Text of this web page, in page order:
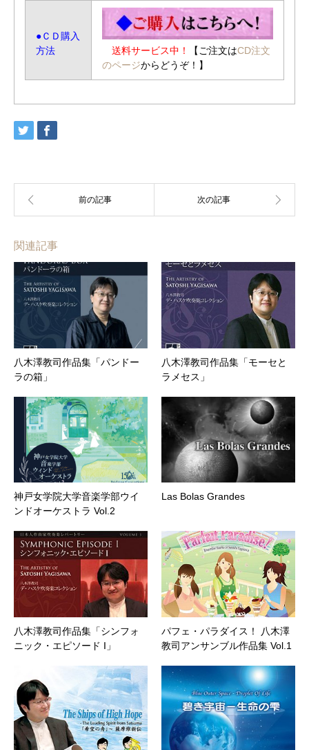
●ＣＤ購入
方法
送料サービス中！ 【ご注文はCD注文
のページからどうぞ！】
関連記事
八木澤教司作品集「パンドー
ラの箱」
八木澤教司作品集「モーセと
ラメセス」
神戸女学院大学音楽学部ウイ
ンドオーケストラ Vol.2
Las Bolas Grandes
八木澤教司作品集「シンフォ
ニック・エピソード I」
パフェ・パラダイス！ 八木澤
教司アンサンブル作品集 Vol.1